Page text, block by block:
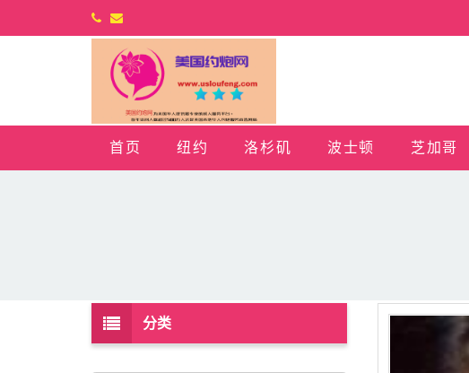
首页 纽约 洛杉矶 波士顿 芝加哥
分类